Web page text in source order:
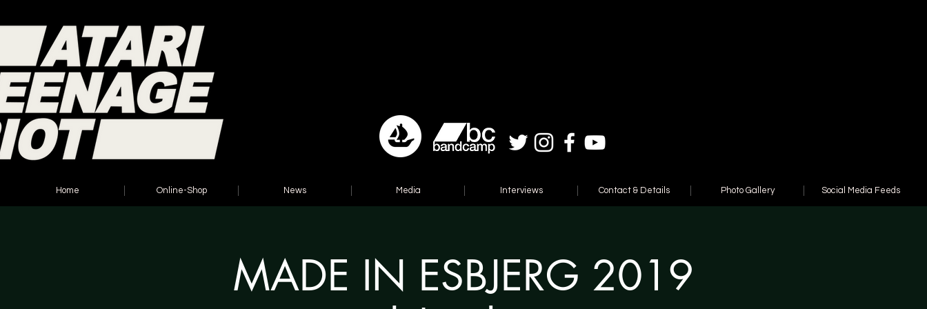
Home Online-Shop News Media Interviews Contact & Details Photo Gallery Social Media Feeds
MADE IN ESBJERG 2019